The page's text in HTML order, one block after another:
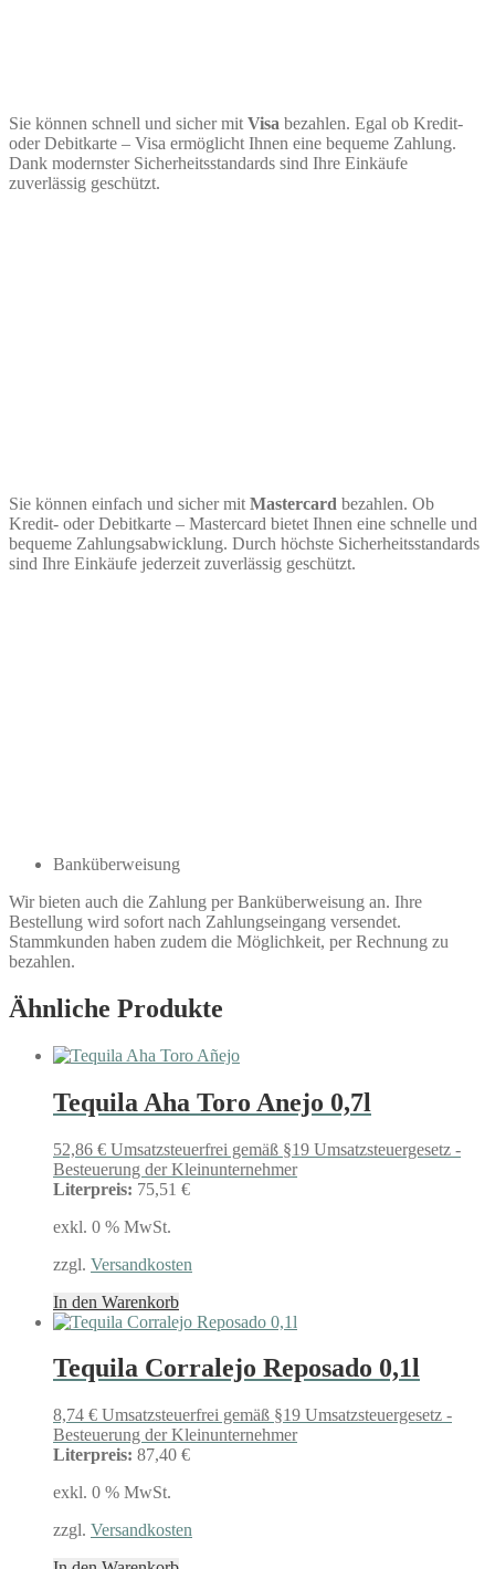
Sie können schnell und sicher mit Visa bezahlen. Egal ob Kredit-
oder Debitkarte – Visa ermöglicht Ihnen eine bequeme Zahlung.
Dank modernster Sicherheitsstandards sind Ihre Einkäufe
zuverlässig geschützt.
Sie können einfach und sicher mit Mastercard bezahlen. Ob
Kredit- oder Debitkarte – Mastercard bietet Ihnen eine schnelle und
bequeme Zahlungsabwicklung. Durch höchste Sicherheitsstandards
sind Ihre Einkäufe jederzeit zuverlässig geschützt.
Banküberweisung
Wir bieten auch die Zahlung per Banküberweisung an. Ihre
Bestellung wird sofort nach Zahlungseingang versendet.
Stammkunden haben zudem die Möglichkeit, per Rechnung zu
bezahlen.
Ähnliche Produkte
Tequila Aha Toro Anejo 0,7l
52,86 € Umsatzsteuerfrei gemäß §19 Umsatzsteuergesetz -
Besteuerung der Kleinunternehmer
Literpreis: 75,51 €
exkl. 0 % MwSt.
zzgl. Versandkosten
In den Warenkorb
Tequila Corralejo Reposado 0,1l
8,74 € Umsatzsteuerfrei gemäß §19 Umsatzsteuergesetz -
Besteuerung der Kleinunternehmer
Literpreis: 87,40 €
exkl. 0 % MwSt.
zzgl. Versandkosten